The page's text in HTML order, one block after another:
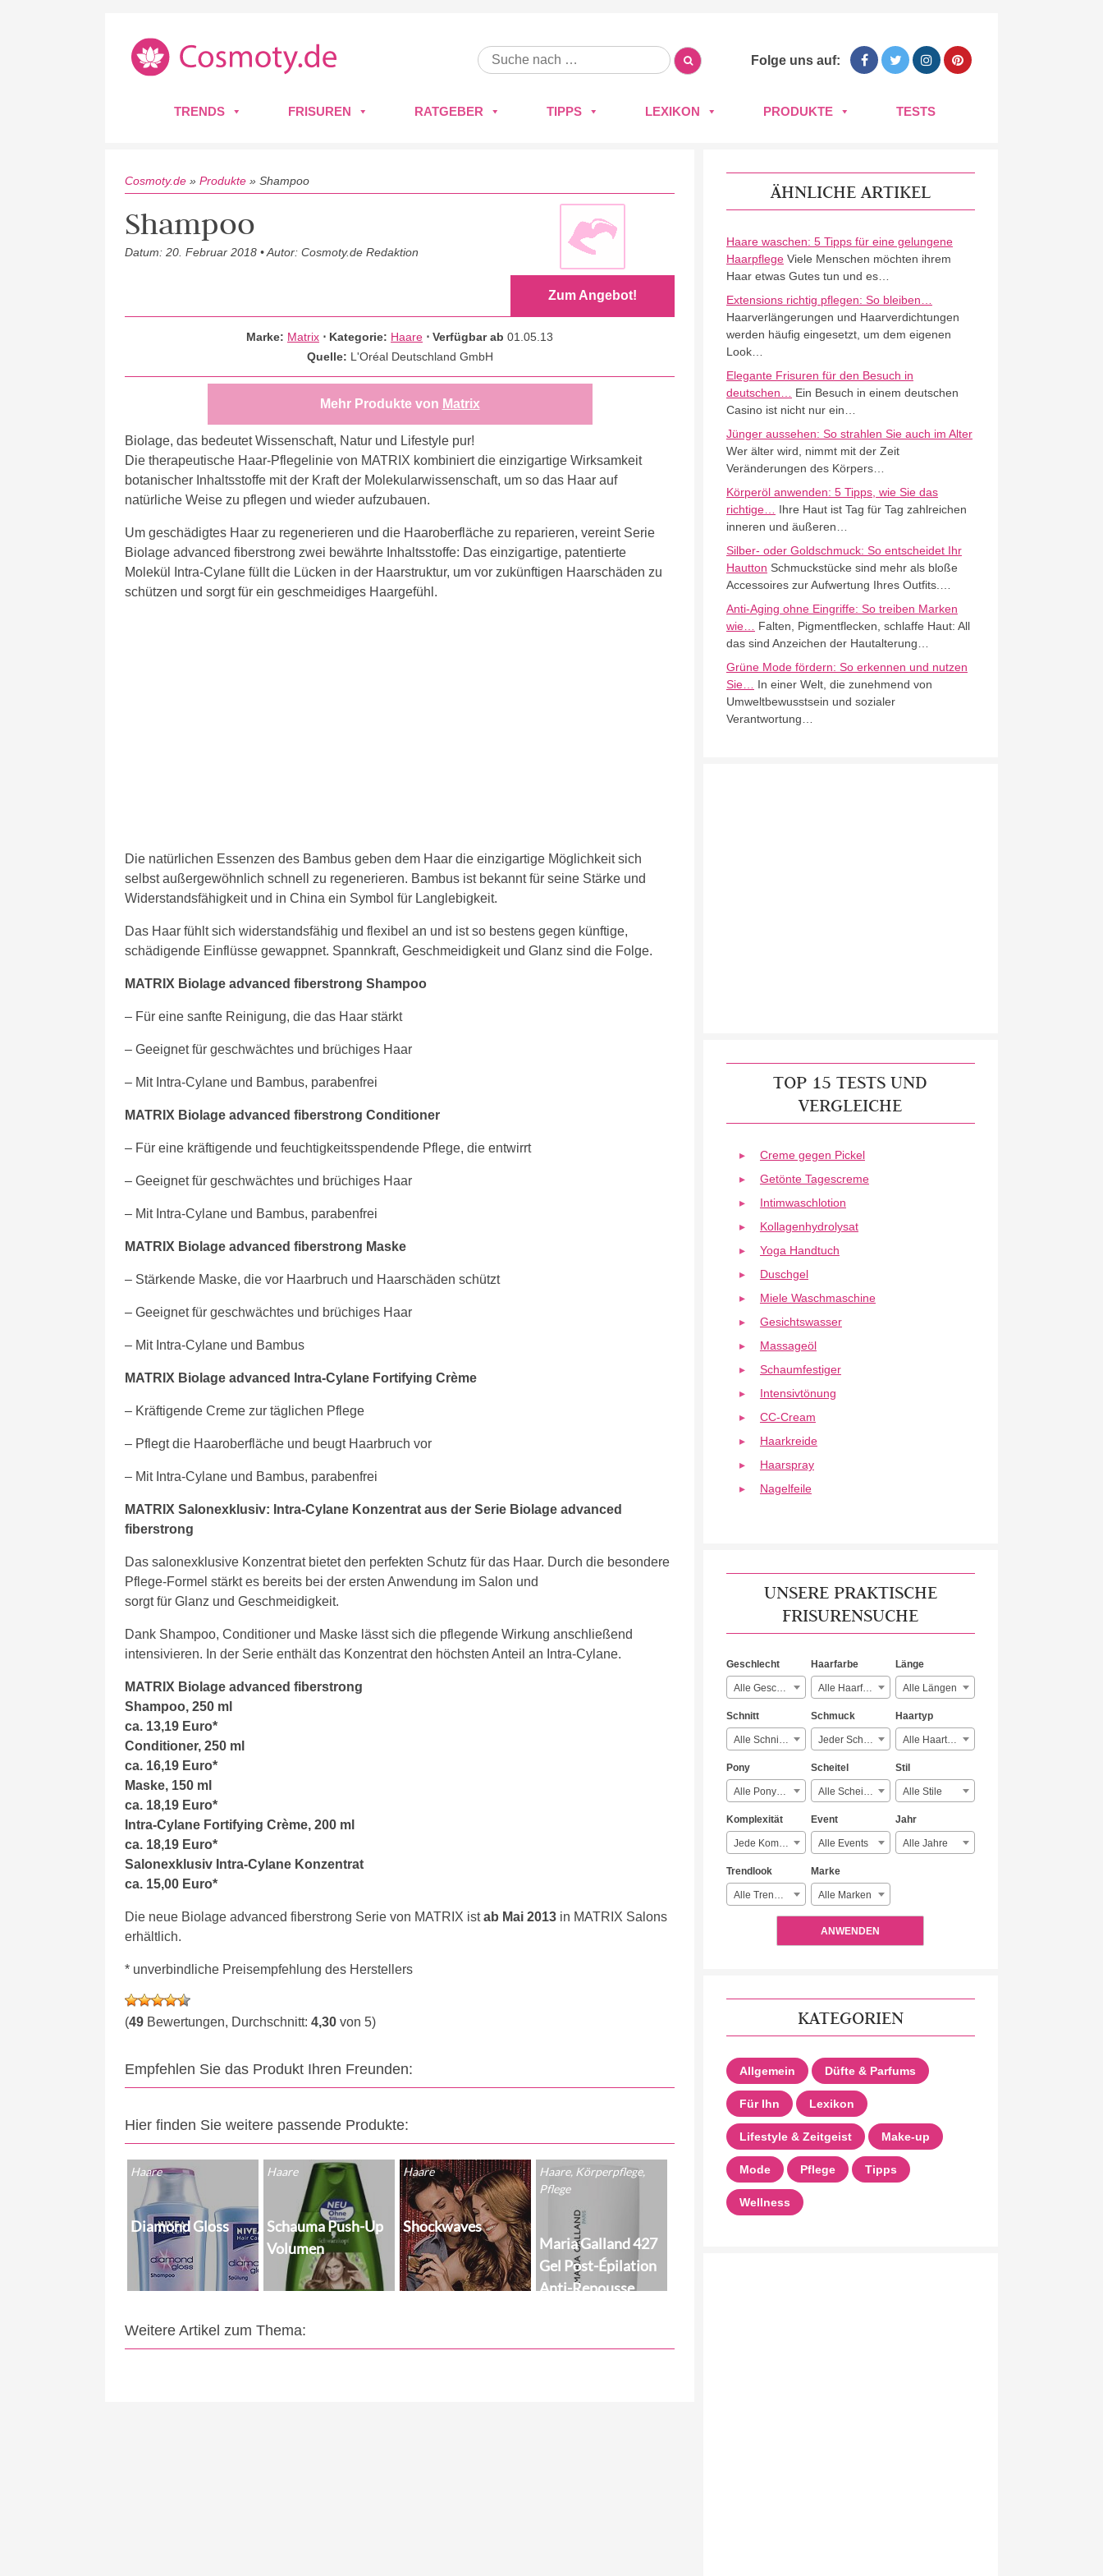
Folge uns auf:
TRENDS FRISUREN RATGEBER TIPPS LEXIKON PRODUKTE TESTS
Cosmoty.de » Produkte » Shampoo
Zum Angebot!
Shampoo
Datum: 20. Februar 2018 • Autor: Cosmoty.de Redaktion
Marke: Matrix ⋅ Kategorie: Haare ⋅ Verfügbar ab01.05.13
Quelle: L'Oréal Deutschland GmbH
Mehr Produkte von Matrix
Biolage, das bedeutet Wissenschaft, Natur und Lifestyle pur!
Die therapeutische Haar-Pflegelinie von MATRIX kombiniert die einzigartige Wirksamkeit
botanischer Inhaltsstoffe mit der Kraft der Molekularwissenschaft, um so das Haar auf
natürliche Weise zu pflegen und wieder aufzubauen.
Um geschädigtes Haar zu regenerieren und die Haaroberfläche zu reparieren, vereint Serie
Biolage advanced fiberstrong zwei bewährte Inhaltsstoffe: Das einzigartige, patentierte
Molekül Intra-Cylane füllt die Lücken in der Haarstruktur, um vor zukünftigen Haarschäden zu
schützen und sorgt für ein geschmeidiges Haargefühl.
Die natürlichen Essenzen des Bambus geben dem Haar die einzigartige Möglichkeit sich
selbst außergewöhnlich schnell zu regenerieren. Bambus ist bekannt für seine Stärke und
Widerstandsfähigkeit und in China ein Symbol für Langlebigkeit.
Das Haar fühlt sich widerstandsfähig und flexibel an und ist so bestens gegen künftige,
schädigende Einflüsse gewappnet. Spannkraft, Geschmeidigkeit und Glanz sind die Folge.
MATRIX Biolage advanced fiberstrong Shampoo
– Für eine sanfte Reinigung, die das Haar stärkt
– Geeignet für geschwächtes und brüchiges Haar
– Mit Intra-Cylane und Bambus, parabenfrei
MATRIX Biolage advanced fiberstrong Conditioner
– Für eine kräftigende und feuchtigkeitsspendende Pflege, die entwirrt
– Geeignet für geschwächtes und brüchiges Haar
– Mit Intra-Cylane und Bambus, parabenfrei
MATRIX Biolage advanced fiberstrong Maske
– Stärkende Maske, die vor Haarbruch und Haarschäden schützt
– Geeignet für geschwächtes und brüchiges Haar
– Mit Intra-Cylane und Bambus
MATRIX Biolage advanced Intra-Cylane Fortifying Crème
– Kräftigende Creme zur täglichen Pflege
– Pflegt die Haaroberfläche und beugt Haarbruch vor
– Mit Intra-Cylane und Bambus, parabenfrei
MATRIX Salonexklusiv: Intra-Cylane Konzentrat aus der Serie Biolage advanced
fiberstrong
Das salonexklusive Konzentrat bietet den perfekten Schutz für das Haar. Durch die besondere
Pflege-Formel stärkt es bereits bei der ersten Anwendung im Salon und
sorgt für Glanz und Geschmeidigkeit.
Dank Shampoo, Conditioner und Maske lässt sich die pflegende Wirkung anschließend
intensivieren. In der Serie enthält das Konzentrat den höchsten Anteil an Intra-Cylane.
MATRIX Biolage advanced fiberstrong
Shampoo, 250 ml
ca. 13,19 Euro*
Conditioner, 250 ml
ca. 16,19 Euro*
Maske, 150 ml
ca. 18,19 Euro*
Intra-Cylane Fortifying Crème, 200 ml
ca. 18,19 Euro*
Salonexklusiv Intra-Cylane Konzentrat
ca. 15,00 Euro*
Die neue Biolage advanced fiberstrong Serie von MATRIX istab Mai 2013 in MATRIX Salons
erhältlich.
* unverbindliche Preisempfehlung des Herstellers
(49 Bewertungen, Durchschnitt: 4,30 von 5)
Empfehlen Sie das Produkt Ihren Freunden:
Hier finden Sie weitere passende Produkte:
Haare
Diamond Gloss
Haare
Schauma Push-Up
Volumen
Haare
Shockwaves
Haare, Körperpflege,
Pflege
Maria Galland 427
Gel Post-Épilation
Anti-Repousse
Weitere Artikel zum Thema:
ÄHNLICHE ARTIKEL
Haare waschen: 5 Tipps für eine gelungene
HaarpflegeViele Menschen möchten ihrem
Haar etwas Gutes tun und es…
Extensions richtig pflegen: So bleiben…
Haarverlängerungen und Haarverdichtungen
werden häufig eingesetzt, um dem eigenen
Look…
Elegante Frisuren für den Besuch in
deutschen…
Ein Besuch in einem deutschen
Casino ist nicht nur ein…
Jünger aussehen: So strahlen Sie auch im Alter
Wer älter wird, nimmt mit der Zeit
Veränderungen des Körpers…
Körperöl anwenden: 5 Tipps, wie Sie das
richtige…
Ihre Haut ist Tag für Tag zahlreichen
inneren und äußeren…
Silber- oder Goldschmuck: So entscheidet Ihr
Hautton Schmuckstücke sind mehr als bloße
Accessoires zur Aufwertung Ihres Outfits.…
Anti-Aging ohne Eingriffe: So treiben Marken
wie…
Falten, Pigmentflecken, schlaffe Haut: All
das sind Anzeichen der Hautalterung…
Grüne Mode fördern: So erkennen und nutzen
Sie…
In einer Welt, die zunehmend von
Umweltbewusstsein und sozialer
Verantwortung…
TOP 15 TESTS UND
VERGLEICHE
Creme gegen Pickel
Getönte Tagescreme
Intimwaschlotion
Kollagenhydrolysat
Yoga Handtuch
Duschgel
Miele Waschmaschine
Gesichtswasser
Massageöl
Schaumfestiger
Intensivtönung
CC-Cream
Haarkreide
Haarspray
Nagelfeile
UNSERE PRAKTISCHE
FRISURENSUCHE
Geschlecht
Alle Geschlechter
Haarfarbe
Alle Haarfarben
Länge
Alle Längen
Schnitt
Alle Schnitte
Schmuck
Jeder Schmuck
Haartyp
Alle Haartypen
Pony
Alle Ponyarten
Scheitel
Alle Scheitelarten
Stil
Alle Stile
Komplexität
Jede Komplexität
Event
Alle Events
Jahr
Alle Jahre
Trendlook
Alle Trendlooks
Marke
Alle Marken
ANWENDEN
KATEGORIEN
Allgemein Düfte & Parfums
Für Ihn Lexikon
Lifestyle & Zeitgeist Make-up
Mode Pflege Tipps
Wellness